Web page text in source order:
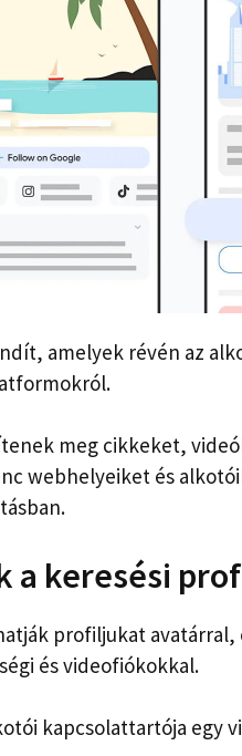
amelyek révén az
meg cikkeket,
webhelyeiket és
a keresési
profiljukat
és videofiókokkal.
kapcsolattartója egy